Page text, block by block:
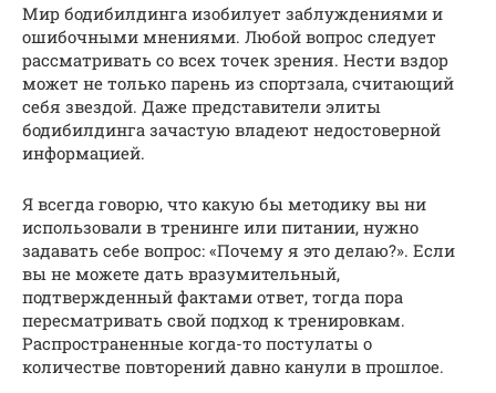
Мир бодибилдинга изобилует заблуждениями и
ошибочными мнениями. Любой вопрос следует
рассматривать со всех точек зрения. Нести вздор
может не только парень из спортзала, считающий
себя звездой. Даже представители элиты
бодибилдинга зачастую владеют недостоверной
информацией.
Я всегда говорю, что какую бы методику вы ни
использовали в тренинге или питании, нужно
задавать себе вопрос: «Почему я это делаю?». Если
вы не можете дать вразумительный,
подтвержденный фактами ответ, тогда пора
пересматривать свой подход к тренировкам.
Распространенные когда-то постулаты о
количестве повторений давно канули в прошлое.